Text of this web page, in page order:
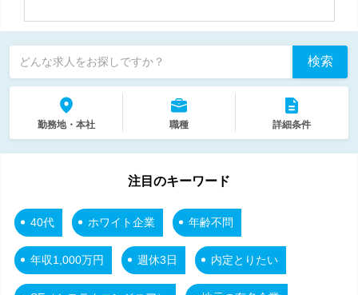
どんな求人をお探しですか？ 検索
勤務地・本社 職種 詳細条件
注目のキーワード
40代 ホワイト企業 年齢不問
年収1,000万円 週休3日 内定とりたい